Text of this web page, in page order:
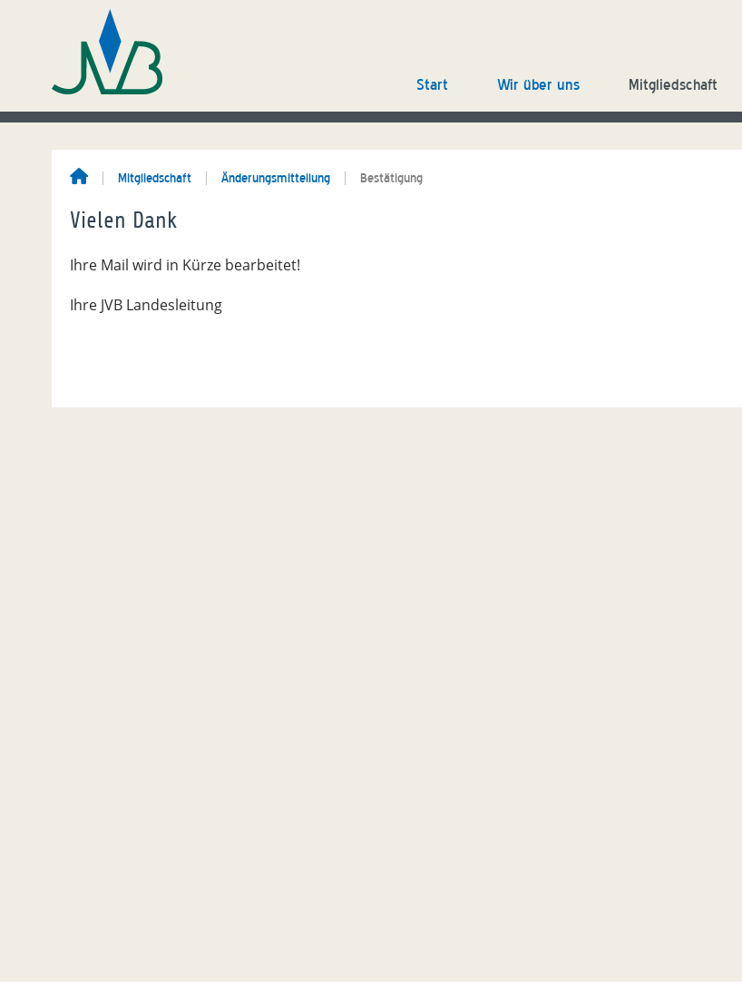
Start Wir über uns Mitgliedschaft
Mitgliedschaft Änderungsmitteilung Bestätigung
Vielen Dank
Ihre Mail wird in Kürze bearbeitet!
Ihre JVB Landesleitung